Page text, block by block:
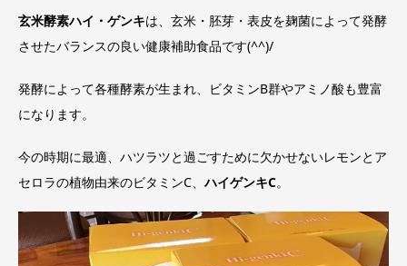
玄米酵素ハイ・ゲンキは、玄米・胚芽・表皮を麹菌によって発酵
させたバランスの良い健康補助食品です(^^)/
発酵によって各種酵素が生まれ、ビタミンB群やアミノ酸も豊富
になります。
今の時期に最適、ハツラツと過ごすために欠かせないレモンとア
セロラの植物由来のビタミンC、ハイゲンキC。